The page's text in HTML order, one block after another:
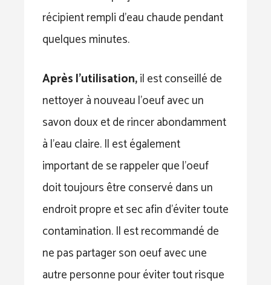
récipient rempli d’eau chaude pendant
quelques minutes.
Après l’utilisation,il est conseillé de
nettoyer à nouveau l’oeuf avec un
savon doux et de rincer abondamment
à l’eau claire. Il est également
important de se rappeler que l’oeuf
doit toujours être conservé dans un
endroit propre et sec afin d’éviter toute
contamination. Il est recommandé de
ne pas partager son oeuf avec une
autre personne pour éviter tout risque